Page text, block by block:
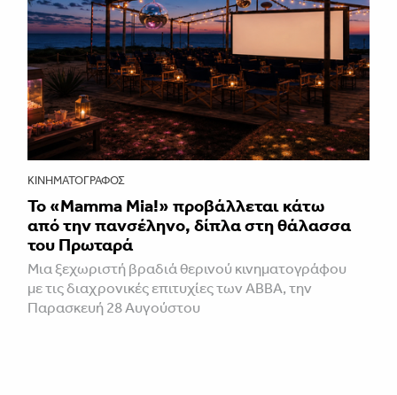
ΚΙΝΗΜΑΤΟΓΡΆΦΟΣ
Το «Mamma Mia!» προβάλλεται κάτω
από την πανσέληνο, δίπλα στη θάλασσα
του Πρωταρά
Μια ξεχωριστή βραδιά θερινού κινηματογράφου
με τις διαχρονικές επιτυχίες των ABBA, την
Παρασκευή 28 Αυγούστου